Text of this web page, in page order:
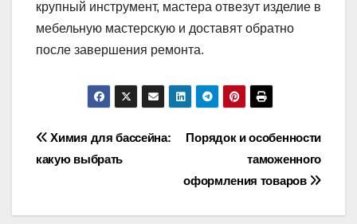
крупный инструмент, мастера отвезут изделие в
мебельную мастерскую и доставят обратно
после завершения ремонта.
Навигация
по
записям
Порядок и особенности
таможенного
оформления товаров
Химия для бассейна:
какую выбрать